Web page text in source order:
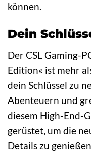
können.
Dein
Der CSL Gaming-
Edition« ist mehr
dein Schlüssel zu
Abenteuern und
diesem High-End-
gerüstet, um die
Details zu